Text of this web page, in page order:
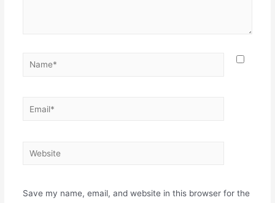
Name*
Email*
Website
Save my name, email, and website in this browser for the